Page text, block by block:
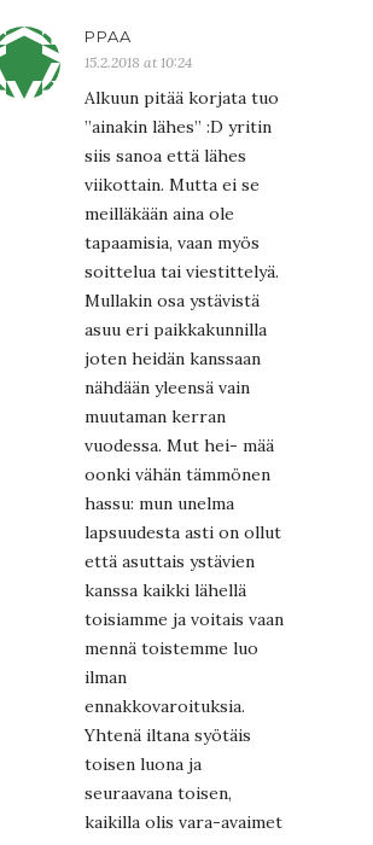
PPAA
15.2.2018 at 10:24
Alkuun pitää korjata tuo
”ainakin lähes” :D yritin
siis sanoa että lähes
viikottain. Mutta ei se
meilläkään aina ole
tapaamisia, vaan myös
soittelua tai viestittelyä.
Mullakin osa ystävistä
asuu eri paikkakunnilla
joten heidän kanssaan
nähdään yleensä vain
muutaman kerran
vuodessa. Mut hei- mää
oonki vähän tämmönen
hassu: mun unelma
lapsuudesta asti on ollut
että asuttais ystävien
kanssa kaikki lähellä
toisiamme ja voitais vaan
mennä toistemme luo
ilman
ennakkovaroituksia.
Yhtenä iltana syötäis
toisen luona ja
seuraavana toisen,
kaikilla olis vara-avaimet